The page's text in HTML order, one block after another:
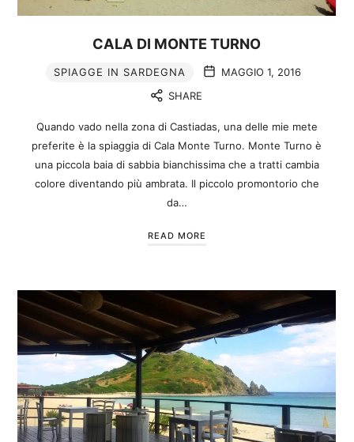
CALA DI MONTE TURNO
SPIAGGE IN SARDEGNA
MAGGIO 1, 2016
SHARE
Quando vado nella zona di Castiadas, una delle mie mete
preferite è la spiaggia di Cala Monte Turno. Monte Turno è
una piccola baia di sabbia bianchissima che a tratti cambia
colore diventando più ambrata. Il piccolo promontorio che
da…
READ MORE